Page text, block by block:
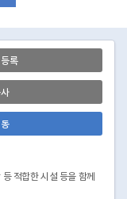
록
적합한 시설 등을 함께